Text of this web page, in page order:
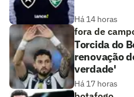
Há 14 horas
fora de
Torcida do
renovação
verdade'
Há 17 horas